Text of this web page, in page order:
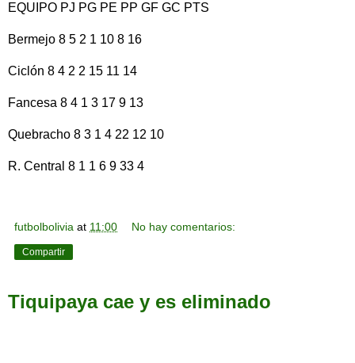
EQUIPO PJ PG PE PP GF GC PTS
Bermejo 8 5 2 1 10 8 16
Ciclón 8 4 2 2 15 11 14
Fancesa 8 4 1 3 17 9 13
Quebracho 8 3 1 4 22 12 10
R. Central 8 1 1 6 9 33 4
futbolbolivia at 11:00 No hay comentarios:
Compartir
Tiquipaya cae y es eliminado